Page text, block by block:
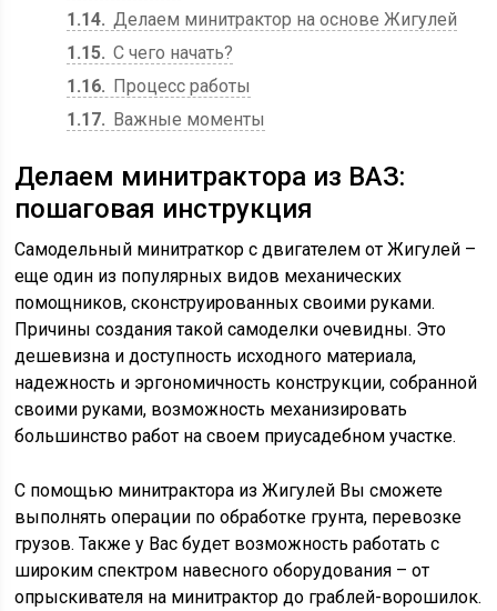
1.14 Делаем минитрактор на основе Жигулей
1.15 С чего начать?
1.16
Процесс работы
1.17
Важные моменты
Делаем минитрактора из ВАЗ:
пошаговая инструкция
Самодельный минитраткор с двигателем от Жигулей –
еще один из популярных видов механических
помощников, сконструированных своими руками.
Причины создания такой самоделки очевидны. Это
дешевизна и доступность исходного материала,
надежность и эргономичность конструкции, собранной
своими руками, возможность механизировать
большинство работ на своем приусадебном участке.
С помощью минитрактора из Жигулей Вы сможете
выполнять операции по обработке грунта, перевозке
грузов. Также у Вас будет возможность работать с
широким спектром навесного оборудования – от
опрыскивателя на минитрактор до граблей-ворошилок.